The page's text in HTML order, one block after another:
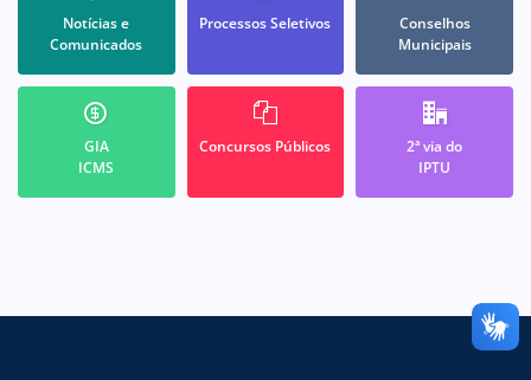
Notícias e
Comunicados
Processos Seletivos
Conselhos
Municipais
GIA
ICMS
Concursos Públicos
2ª via do
IPTU